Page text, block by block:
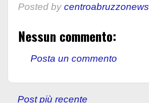
Posted by centroabruzzonews
Nessun commento:
Posta un commento
Post più recente